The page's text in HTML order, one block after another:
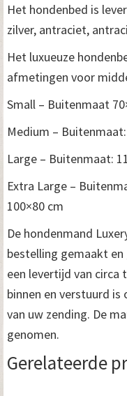
Het hondenbed is
zilver, antraciet,
Het luxueuze
afmetingen voor
Small – Buitenmaat
Medium –
Large – Buitenmaat:
Extra Large –
100×80 cm
De hondenmand
bestelling gemaakt
een levertijd van circa
binnen en verstuurd
van uw zending. De
genomen.
Gerelateerde